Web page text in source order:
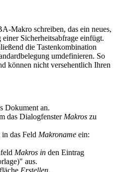
Makro schreiben, das ein neues,
Sicherheitsabfrage einfügt.
die Tastenkombination
umdefinieren. So
können nicht versehentlich Ihren
Dokument an.
das Dialogfenster Makros zu
das Feld Makroname ein:
Makros in den Eintrag
aus.
Erstellen.